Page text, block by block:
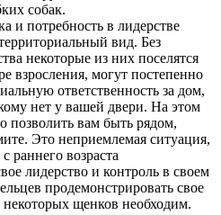
собак.
и потребность в лидерстве
вид. Без
некоторые из них поселятся
взросления, могут постепенно
ответственность за дом,
нет у вашей двери. На этом
позволить вам быть рядом,
Это неприемлемая ситуация,
раннего возраста
лидерство и контроль в своем
продемонстрировать свое
некоторых щенков необходим.